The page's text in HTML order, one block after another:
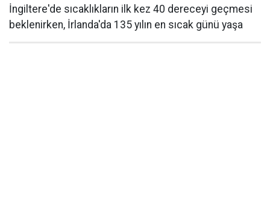
İngiltere'de sıcaklıkların ilk kez 40 dereceyi geçmesi
beklenirken, İrlanda'da 135 yılın en sıcak günü yaşa